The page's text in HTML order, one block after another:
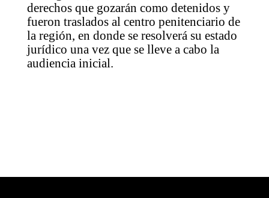
derechos que gozarán como detenidos y
fueron traslados al centro penitenciario de
la región, en donde se resolverá su estado
jurídico una vez que se lleve a cabo la
audiencia inicial.